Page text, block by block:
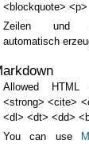
<blockquote> <p>
Zeilen und
automatisch
Allowed
<strong> <cite>
<dl> <dt> <dd>
You can use